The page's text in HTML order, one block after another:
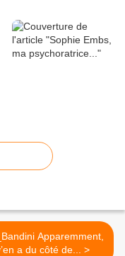
Apparemment,
y’en a du côté de... >